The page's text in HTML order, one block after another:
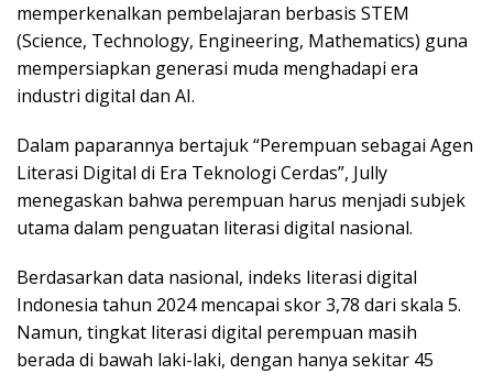
memperkenalkan pembelajaran berbasis STEM
(Science, Technology, Engineering, Mathematics) guna
mempersiapkan generasi muda menghadapi era
industri digital dan AI.
Dalam paparannya bertajuk “Perempuan sebagai Agen
Literasi Digital di Era Teknologi Cerdas”, Jully
menegaskan bahwa perempuan harus menjadi subjek
utama dalam penguatan literasi digital nasional.
Berdasarkan data nasional, indeks literasi digital
Indonesia tahun 2024 mencapai skor 3,78 dari skala 5.
Namun, tingkat literasi digital perempuan masih
berada di bawah laki-laki, dengan hanya sekitar 45